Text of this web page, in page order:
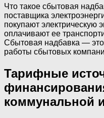
Что такое сбытовая
поставщика
покупают электрическую
оплачивают ее
Сбытовая надбавка —
работы сбытовых
Тарифные
коммунальной